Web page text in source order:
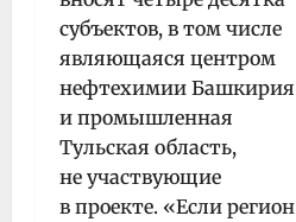
субъектов, в том числе
являющаяся центром
нефтехимии Башкирия
и промышленная
Тульская область,
не участвующие
в проекте. «Если регион